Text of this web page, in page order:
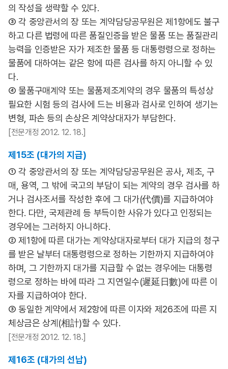
의 작성을 생략할 수 있다.
③ 각 중앙관서의 장 또는 계약담당공무원은 제1항에도 불구
하고 다른 법령에 따른 품질인증을 받은 물품 또는 품질관리
능력을 인증받은 자가 제조한 물품 등 대통령령으로 정하는
물품에 대하여는 같은 항에 따른 검사를 하지 아니할 수 있
다.
④ 물품구매계약 또는 물품제조계약의 경우 물품의 특성상
필요한 시험 등의 검사에 드는 비용과 검사로 인하여 생기는
변형, 파손 등의 손상은 계약상대자가 부담한다.
[전문개정 2012. 12. 18.]
제15조 (대가의 지급)
① 각 중앙관서의 장 또는 계약담당공무원은 공사, 제조, 구
매, 용역, 그 밖에 국고의 부담이 되는 계약의 경우 검사를 하
거나 검사조서를 작성한 후에 그 대가(代價)를 지급하여야
한다. 다만, 국제관례 등 부득이한 사유가 있다고 인정되는
경우에는 그러하지 아니하다.
② 제1항에 따른 대가는 계약상대자로부터 대가 지급의 청구
를 받은 날부터 대통령령으로 정하는 기한까지 지급하여야
하며, 그 기한까지 대가를 지급할 수 없는 경우에는 대통령
령으로 정하는 바에 따라 그 지연일수(遲延日數)에 따른 이
자를 지급하여야 한다.
③ 동일한 계약에서 제2항에 따른 이자와 제26조에 따른 지
체상금은 상계(相計)할 수 있다.
[전문개정 2012. 12. 18.]
제16조 (대가의 선납)